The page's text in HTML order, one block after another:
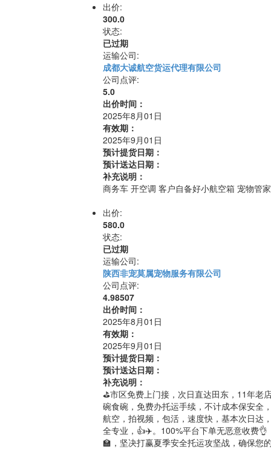
出价:
300.0
状态:
已过期
运输公司:
成都大诚航空货运代理有限公司
公司点评:
5.0
出价时间：
2025年8月01日
有效期：
2025年9月01日
预计提货日期：
预计送达日期：
补充说明：
出价:
580.0
状态:
已过期
运输公司:
陕西非宠莫属宠物服务有限公司
公司点评:
4.98507
出价时间：
2025年8月01日
有效期：
2025年9月01日
预计提货日期：
预计送达日期：
补充说明：
⛳️市区免费上门接，次日直达田东，11年老
碗食碗，免费办托运手续，不计成本保安全
航空，拍视频，包活，速度快，基本次日达
全专业，👍✈️。100%平台下单无恶意收费
🏫，坚决打赢夏季安全托运攻坚战，确保您